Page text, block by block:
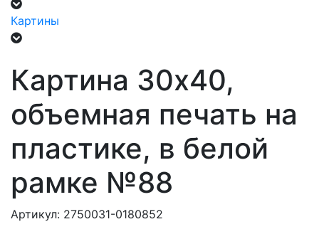
Картины
Картина 30х40,
объемная печать на
пластике, в белой
рамке №88
Артикул: 2750031-0180852